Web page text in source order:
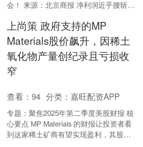
会！ 来源：北京商报 净利润近乎腰斩，
展瓶颈。8月4日晚，....
上尚策 政府支持的MP
Materials股价飙升，因稀土
氧化物产量创纪录且亏损收
窄
查看：94 分类：嘉旺配资APP
专题：聚焦2025年第二季度美股财报 核
心要点 MP Materials 的财报让投资者看
到这家稀土矿商有望实现盈利，其股价